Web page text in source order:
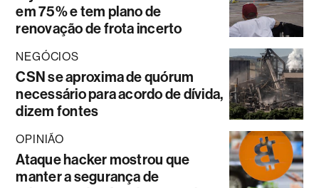
em 75% e tem plano de
renovação de frota incerto
NEGÓCIOS
CSN se aproxima de quórum
necessário para acordo de dívida,
dizem fontes
OPINIÃO
Ataque hacker mostrou que
manter a segurança de